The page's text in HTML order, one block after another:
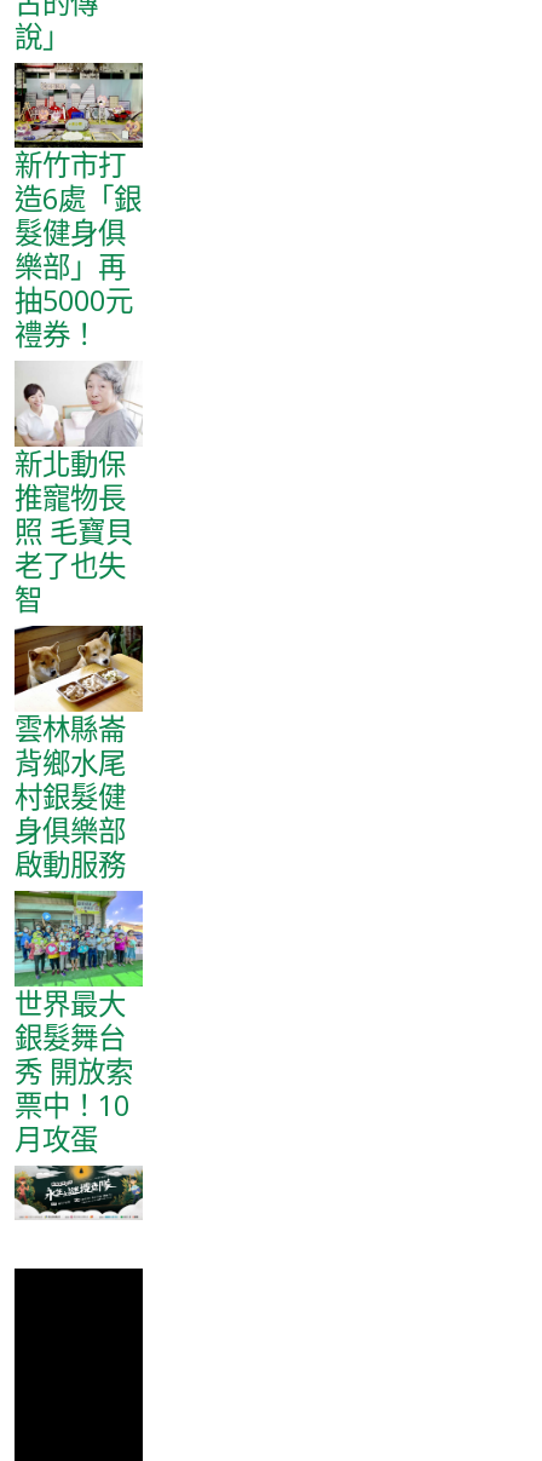
說」
新竹市打
造6處「銀
髮健身俱
樂部」再
抽5000元
禮券！
新北動保
推寵物長
照 毛寶貝
老了也失
智
雲林縣崙
背鄉水尾
村銀髮健
身俱樂部
啟動服務
世界最大
銀髮舞台
秀 開放索
票中！10
月攻蛋